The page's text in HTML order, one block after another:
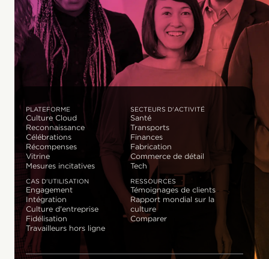
PLATEFORME
Culture Cloud
Reconnaissance
Célébrations
Récompenses
Vitrine
Mesures incitatives
SECTEURS D'ACTIVITÉ
Santé
Transports
Finances
Fabrication
Commerce de détail
Tech
CAS D'UTILISATION
Engagement
Intégration
Culture d'entreprise
Fidélisation
Travailleurs hors ligne
RESSOURCES
Témoignages de clients
Rapport mondial sur la
culture
Comparer